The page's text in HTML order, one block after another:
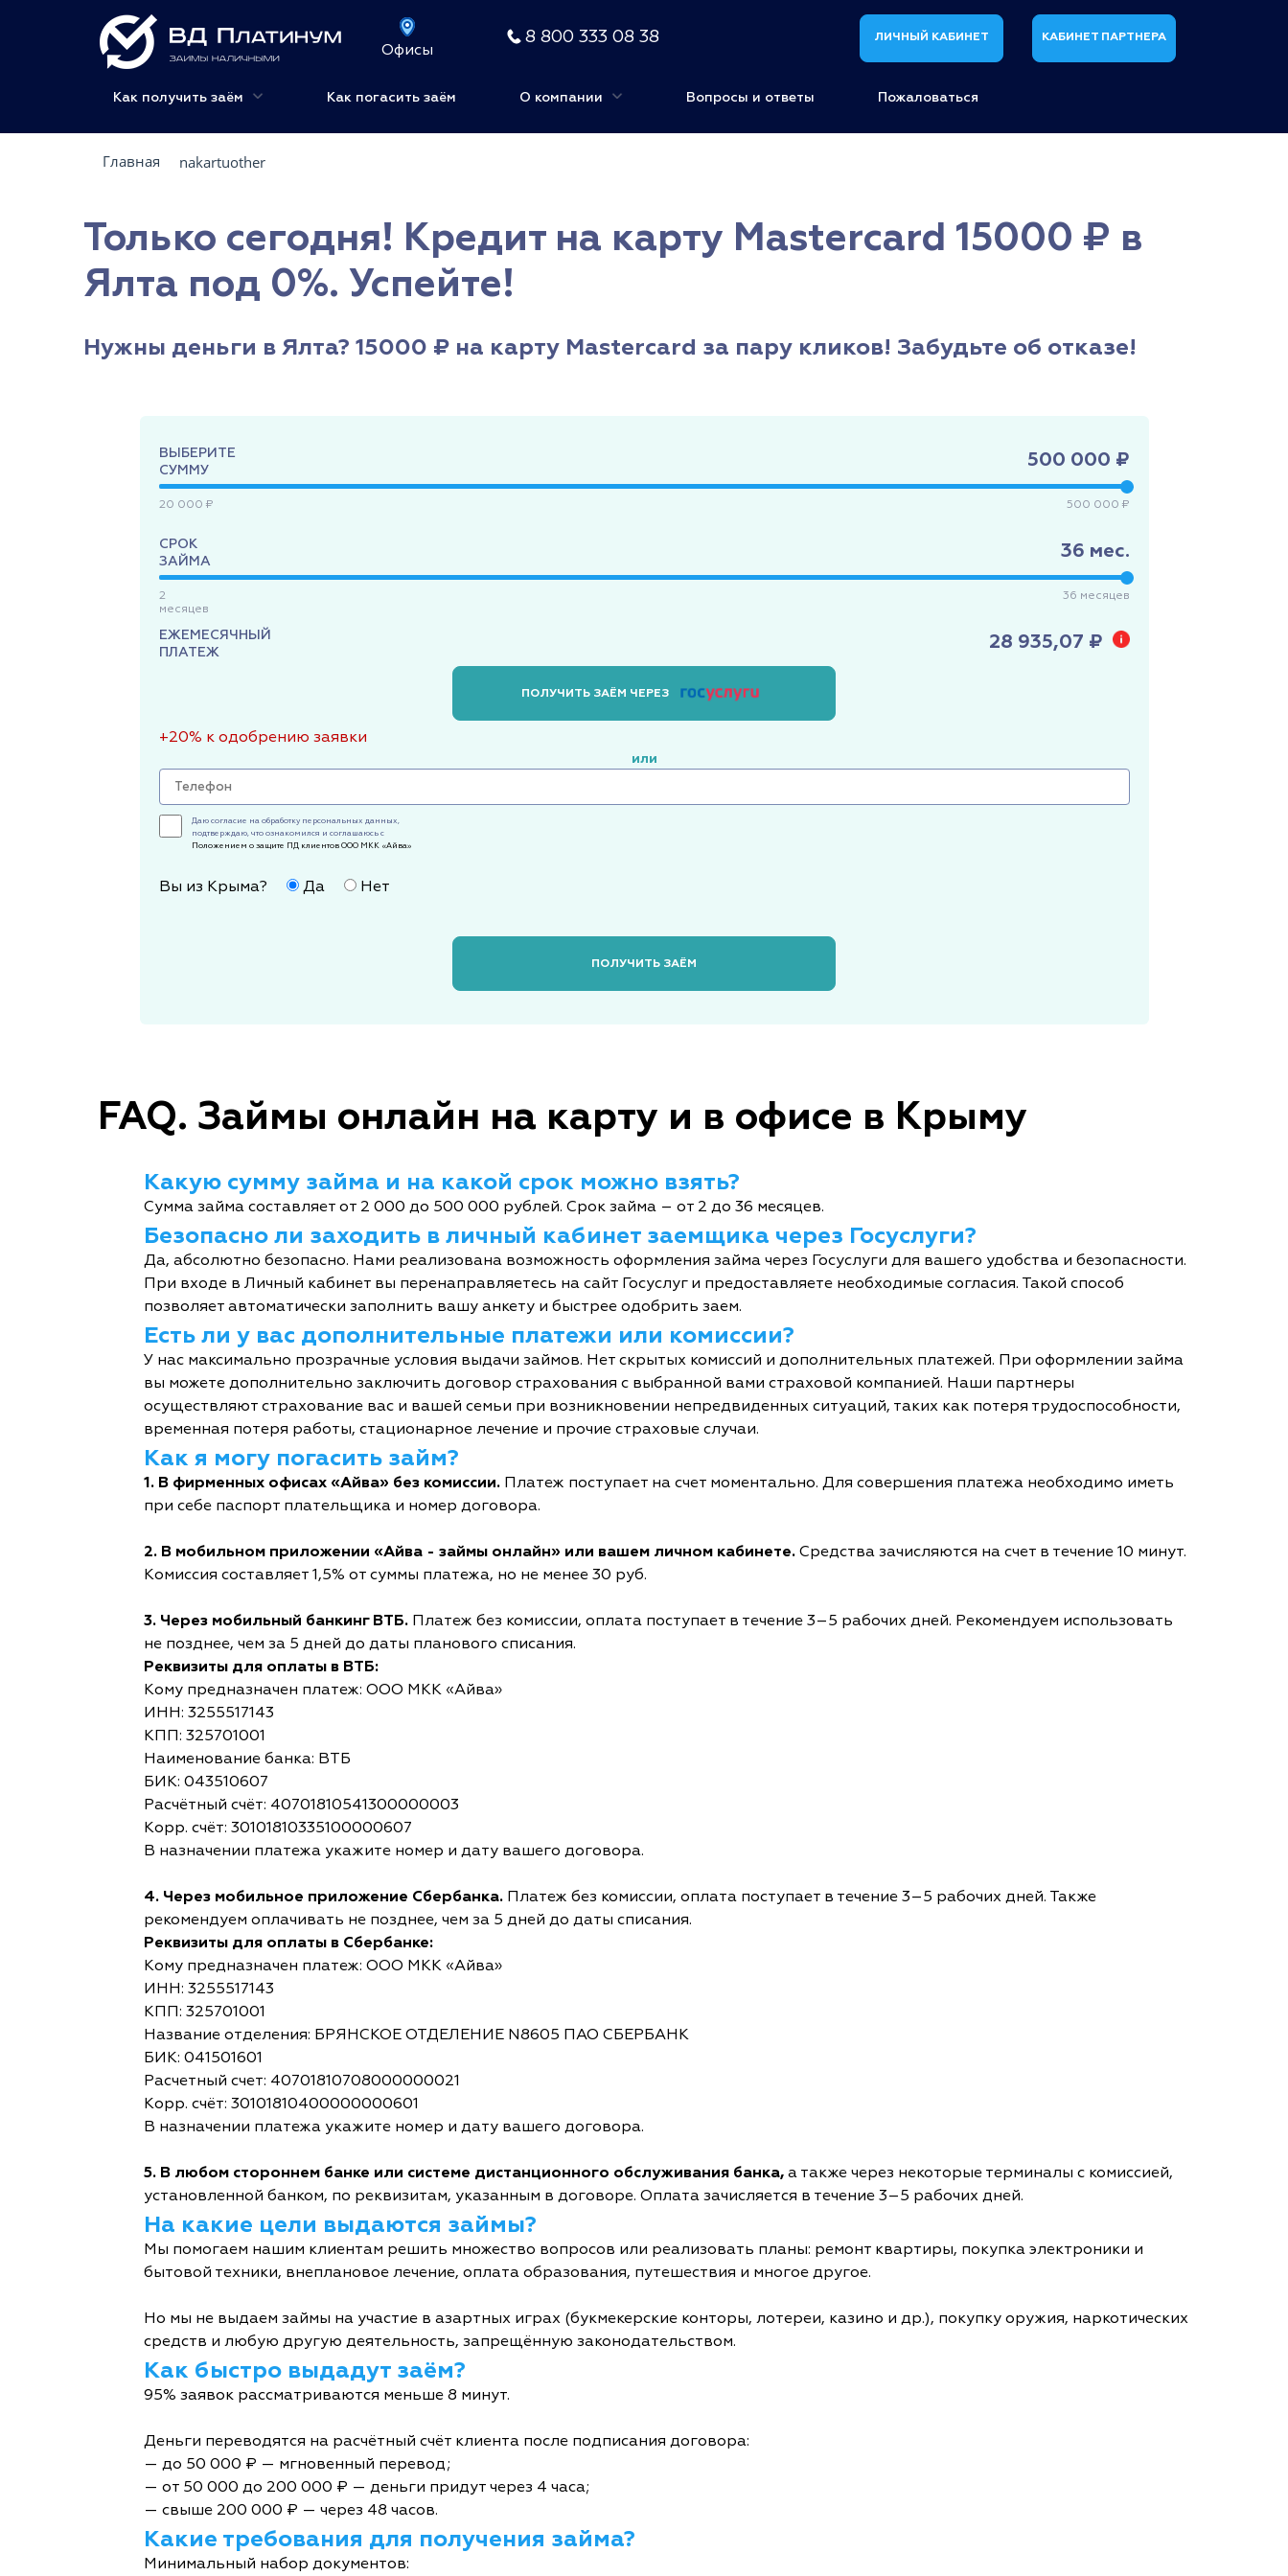
Офисы
8 800 333 08 38 ЛИЧНЫЙ КАБИНЕТ КАБИНЕТ ПАРТНЕРА
Как получить заём Как погасить заём О компании Вопросы и ответы Пожаловаться
Главная nakartuother
Только сегодня! Кредит на карту Mastercard 15000 ₽ в
Ялта под 0%. Успейте!
Нужны деньги в Ялта? 15000 ₽ на карту Mastercard за пару кликов! Забудьте об отказе!
ВЫБЕРИТЕ
СУММУ
500 000 ₽
20 000 ₽ 500 000 ₽
СРОК
ЗАЙМА
36 мес.
2
месяцев
36 месяцев
ЕЖЕМЕСЯЧНЫЙ
ПЛАТЕЖ
28 935,07 ₽
ПОЛУЧИТЬ ЗАЁМ ЧЕРЕЗ
+20% к одобрению заявки
или
Даю согласие на обработку персональных данных,
подтверждаю, что ознакомился и соглашаюсь с
Положением о защите ПД клиентов ООО МКК «Айва»
Вы из Крыма? Да Нет
ПОЛУЧИТЬ ЗАЁМ
FAQ. Займы онлайн на карту и в офисе в Крыму
Какую сумму займа и на какой срок можно взять?
Сумма займа составляет от 2 000 до 500 000 рублей. Срок займа – от 2 до 36 месяцев.
Безопасно ли заходить в личный кабинет заемщика через Госуслуги?
Да, абсолютно безопасно. Нами реализована возможность оформления займа через Госуслуги для вашего удобства и безопасности.
При входе в Личный кабинет вы перенаправляетесь на сайт Госуслуг и предоставляете необходимые согласия. Такой способ
позволяет автоматически заполнить вашу анкету и быстрее одобрить заем.
Есть ли у вас дополнительные платежи или комиссии?
У нас максимально прозрачные условия выдачи займов. Нет скрытых комиссий и дополнительных платежей. При оформлении займа
вы можете дополнительно заключить договор страхования с выбранной вами страховой компанией. Наши партнеры
осуществляют страхование вас и вашей семьи при возникновении непредвиденных ситуаций, таких как потеря трудоспособности,
временная потеря работы, стационарное лечение и прочие страховые случаи.
Как я могу погасить займ?
1. В фирменных офисах «Айва» без комиссии. Платеж поступает на счет моментально. Для совершения платежа необходимо иметь
при себе паспорт плательщика и номер договора.
2. В мобильном приложении «Айва - займы онлайн» или вашем личном кабинете. Средства зачисляются на счет в течение 10 минут.
Комиссия составляет 1,5% от суммы платежа, но не менее 30 руб.
3. Через мобильный банкинг ВТБ. Платеж без комиссии, оплата поступает в течение 3–5 рабочих дней. Рекомендуем использовать
не позднее, чем за 5 дней до даты планового списания.
Реквизиты для оплаты в ВТБ:
Кому предназначен платеж: ООО МКК «Айва»
ИНН: 3255517143
КПП: 325701001
Наименование банка: ВТБ
БИК: 043510607
Расчётный счёт: 40701810541300000003
Корр. счёт: 30101810335100000607
В назначении платежа укажите номер и дату вашего договора.
4. Через мобильное приложение Сбербанка. Платеж без комиссии, оплата поступает в течение 3–5 рабочих дней. Также
рекомендуем оплачивать не позднее, чем за 5 дней до даты списания.
Реквизиты для оплаты в Сбербанке:
Кому предназначен платеж: ООО МКК «Айва»
ИНН: 3255517143
КПП: 325701001
Название отделения: БРЯНСКОЕ ОТДЕЛЕНИЕ N8605 ПАО СБЕРБАНК
БИК: 041501601
Расчетный счет: 40701810708000000021
Корр. счёт: 30101810400000000601
В назначении платежа укажите номер и дату вашего договора.
5. В любом стороннем банке или системе дистанционного обслуживания банка, а также через некоторые терминалы с комиссией,
установленной банком, по реквизитам, указанным в договоре. Оплата зачисляется в течение 3–5 рабочих дней.
На какие цели выдаются займы?
Мы помогаем нашим клиентам решить множество вопросов или реализовать планы: ремонт квартиры, покупка электроники и
бытовой техники, внеплановое лечение, оплата образования, путешествия и многое другое.
Но мы не выдаем займы на участие в азартных играх (букмекерские конторы, лотереи, казино и др.), покупку оружия, наркотических
средств и любую другую деятельность, запрещённую законодательством.
Как быстро выдадут заём?
95% заявок рассматриваются меньше 8 минут.
Деньги переводятся на расчётный счёт клиента после подписания договора:
— до 50 000 ₽ — мгновенный перевод;
— от 50 000 до 200 000 ₽ — деньги придут через 4 часа;
— свыше 200 000 ₽ — через 48 часов.
Какие требования для получения займа?
Минимальный набор документов: